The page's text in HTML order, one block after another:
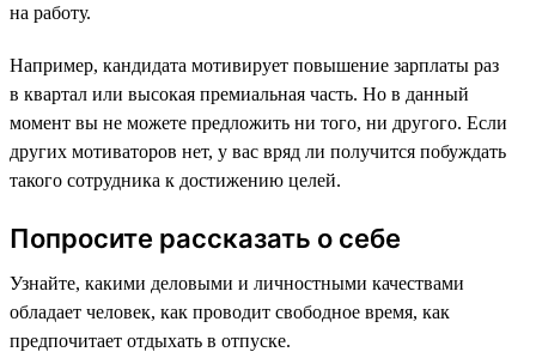
на работу.
Например, кандидата мотивирует повышение зарплаты раз
в квартал или высокая премиальная часть. Но в данный
момент вы не можете предложить ни того, ни другого. Если
других мотиваторов нет, у вас вряд ли получится побуждать
такого сотрудника к достижению целей.
Попросите рассказать о себе
Узнайте, какими деловыми и личностными качествами
обладает человек, как проводит свободное время, как
предпочитает отдыхать в отпуске.